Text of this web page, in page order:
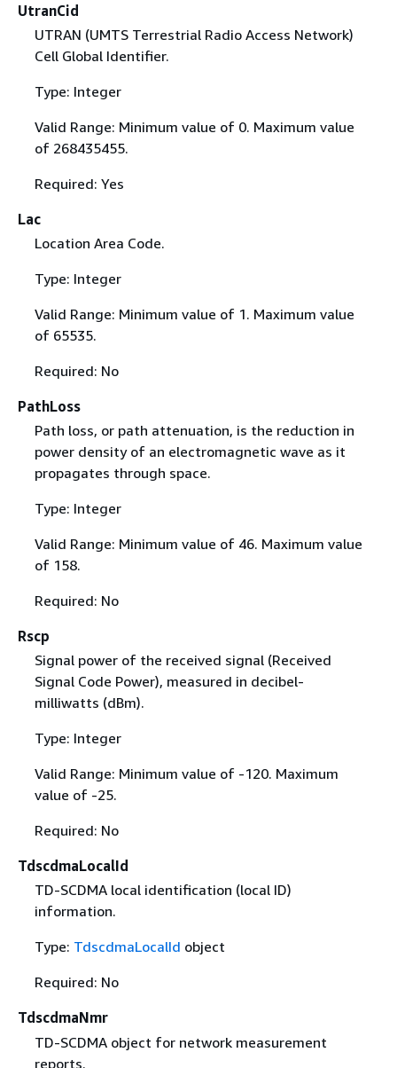
UtranCid
UTRAN (UMTS Terrestrial Radio Access Network)
Cell Global Identifier.
Type: Integer
Valid Range: Minimum value of 0. Maximum value
of 268435455.
Required: Yes
Lac
Location Area Code.
Type: Integer
Valid Range: Minimum value of 1. Maximum value
of 65535.
Required: No
PathLoss
Path loss, or path attenuation, is the reduction in
power density of an electromagnetic wave as it
propagates through space.
Type: Integer
Valid Range: Minimum value of 46. Maximum value
of 158.
Required: No
Rscp
Signal power of the received signal (Received
Signal Code Power), measured in decibel-
milliwatts (dBm).
Type: Integer
Valid Range: Minimum value of -120. Maximum
value of -25.
Required: No
TdscdmaLocalId
TD-SCDMA local identification (local ID)
information.
Type: TdscdmaLocalId object
Required: No
TdscdmaNmr
TD-SCDMA object for network measurement
reports.